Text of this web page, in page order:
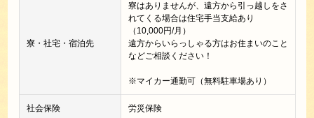
寮・社宅・宿泊先
寮はありませんが、遠方から引っ越しをさ
れてくる場合は住宅手当支給あり
（10,000円/月）
遠方からいらっしゃる方はお住まいのこと
などご相談ください！
※マイカー通勤可（無料駐車場あり）
社会保険 労災保険